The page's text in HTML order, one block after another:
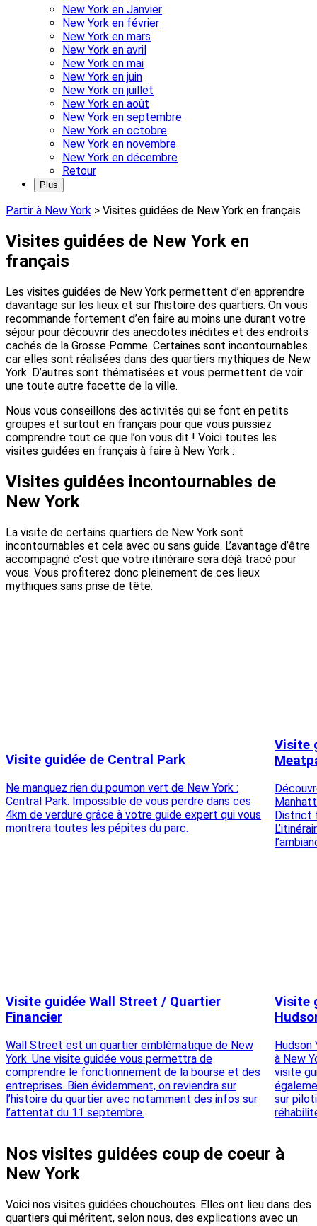
New York en Janvier
New York en février
New York en mars
New York en avril
New York en mai
New York en juin
New York en juillet
New York en août
New York en septembre
New York en octobre
New York en novembre
New York en décembre
Retour
Plus
Partir à New York > Visites guidées de New York en français
Visites guidées de New York en
français
Les visites guidées de New York permettent d’en apprendre
davantage sur les lieux et sur l’histoire des quartiers. On vous
recommande fortement d’en faire au moins une durant votre
séjour pour découvrir des anecdotes inédites et des endroits
cachés de la Grosse Pomme. Certaines sont incontournables
car elles sont réalisées dans des quartiers mythiques de New
York. D’autres sont thématisées et vous permettent de voir
une toute autre facette de la ville.
Nous vous conseillons des activités qui se font en petits
groupes et surtout en français pour que vous puissiez
comprendre tout ce que l’on vous dit ! Voici toutes les
visites guidées en français à faire à New York :
Visites guidées incontournables de
New York
La visite de certains quartiers de New York sont
incontournables et cela avec ou sans guide. L’avantage d’être
accompagné c’est que votre itinéraire sera déjà tracé pour
vous. Vous profiterez donc pleinement de ces lieux
mythiques sans prise de tête.
Visite guidée de Central Park
Ne manquez rien du poumon vert de New York :
Central Park. Impossible de vous perdre dans ces
4km de verdure grâce à votre guide expert qui vous
montrera toutes les pépites du parc.
Visite
District
Visite guidée Wall Street / Quartier
Financier
Wall Street est un quartier emblématique de New
York. Une visite guidée vous permettra de
comprendre le fonctionnement de la bourse et des
entreprises. Bien évidemment, on reviendra sur
l’histoire du quartier avec notamment des infos sur
l’attentat du 11 septembre.
Visite
Hudson
à New
visite
sur
Nos visites guidées coup de coeur à
New York
Voici nos visites guidées chouchoutes. Elles ont lieu dans des
quartiers qui méritent, selon nous, des explications avec un